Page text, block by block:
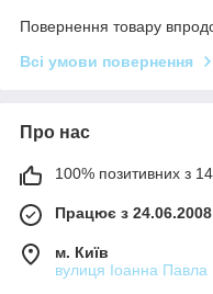
Повернення товару
Всі умови повернення
Про нас
100% позитивних з
Працює з 24.06.2008
м. Київ
вулиця Іоанна Павла